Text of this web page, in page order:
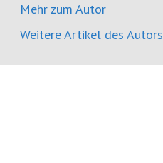
Mehr zum Autor
Weitere Artikel des Autors